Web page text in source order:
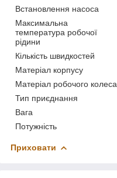
Встановлення насоса
Максимальна
температура робочої
рідини
Кількість швидкостей
Матеріал корпусу
Матеріал робочого колеса
Тип приєднання
Вага
Потужність
Приховати